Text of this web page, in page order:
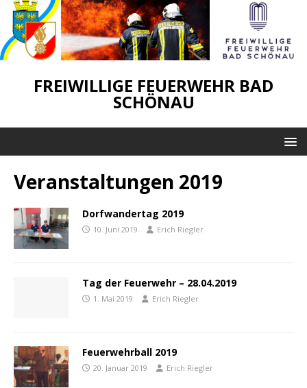
FREIWILLIGE FEUERWEHR BAD
SCHÖNAU
Veranstaltungen 2019
Dorfwandertag 2019
10. Juni 2019 Erich Riegler
Tag der Feuerwehr – 28.04.2019
1. Mai 2019 Erich Riegler
Feuerwehrball 2019
20. Januar 2019 Erich Riegler